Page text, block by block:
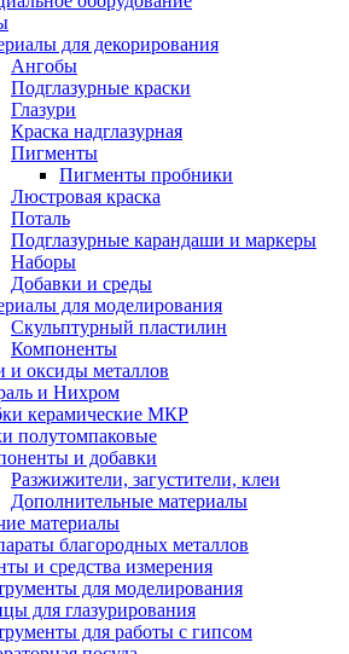
для декорирования
Ангобы
Подглазурные краски
Глазури
Краска надглазурная
Пигменты
Пигменты пробники
Люстровая краска
Поталь
Подглазурные карандаши и маркеры
Наборы
Добавки и среды
для моделирования
Скульптурный пластилин
Компоненты
и оксиды металлов
и Нихром
керамические МКР
полутомпаковые
и добавки
Разжижители, загустители, клеи
Дополнительные материалы
материалы
благородных металлов
и средства измерения
для моделирования
для глазурирования
для работы с гипсом